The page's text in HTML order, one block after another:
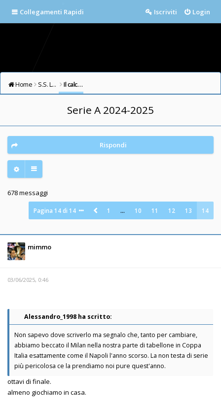
Collegamenti Rapidi Login
Iscriviti
Home S.S. LAZIO FORUM Il calcio in testa
Serie A 2024-2025
Rispondi
678 messaggi
Pagina14di14 1 … 10 11 12 13 14
mimmo
03/06/2025, 0:46
Alessandro_1998 ha scritto:
Non sapevo dove scriverlo ma segnalo che, tanto per cambiare,
abbiamo beccato il Milan nella nostra parte di tabellone in Coppa
Italia esattamente come il Napoli l'anno scorso. La non testa di serie
più pericolosa ce la prendiamo noi pure quest'anno.
ottavi di finale.
almeno giochiamo in casa.